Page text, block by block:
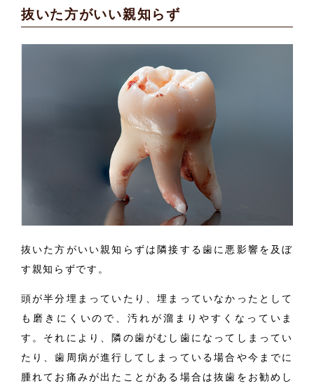
抜いた方がいい親知らず
抜いた方がいい親知らずは隣接する歯に悪影響を及ぼ
す親知らずです。
頭が半分埋まっていたり、埋まっていなかったとして
も磨きにくいので、汚れが溜まりやすくなっていま
す。それにより、隣の歯がむし歯になってしまってい
たり、歯周病が進行してしまっている場合や今までに
腫れてお痛みが出たことがある場合は抜歯をお勧めし